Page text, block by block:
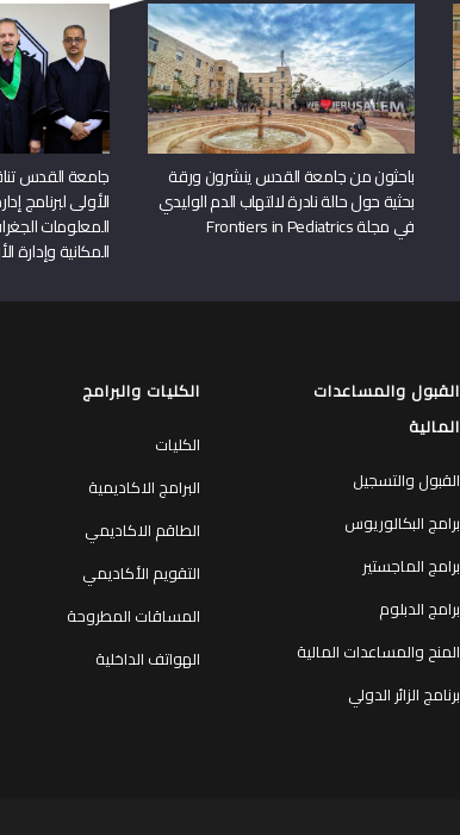
باحثون من جامعة القدس ينشرون ورقة
بحثية حول حالة نادرة لالتهاب الدم الوليدي
في مجلة Frontiers in Pediatrics
جامعة القدس
الأولى لبرنامج
المعلومات
المكانية وإدارة
القبول والمساعدات
المالية
القبول والتسجيل
برامج البكالوريوس
برامج الماجستير
برامج الدبلوم
المنح والمساعدات المالية
برنامج الزائر الدولي
الكليات والبرامج
الكليات
البرامج الاكاديمية
الطاقم الاكاديمي
التقويم الأكاديمي
المساقات المطروحة
الهواتف الداخلية